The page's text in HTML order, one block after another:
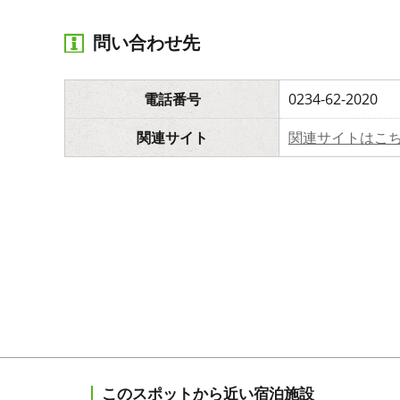
問い合わせ先
電話番号
0234-62-2020
関連サイト
関連サイトはこ
このスポットから近い宿泊施設